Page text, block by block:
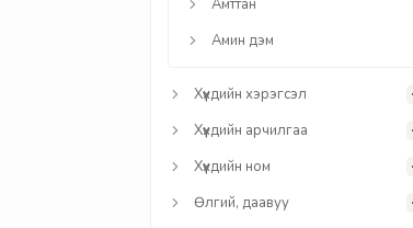
Амттан
Амин дэм
Хүүхдийн хэрэгсэл
Хүүхдийн арчилгаа
Хүүхдийн ном
Өлгий, даавуу